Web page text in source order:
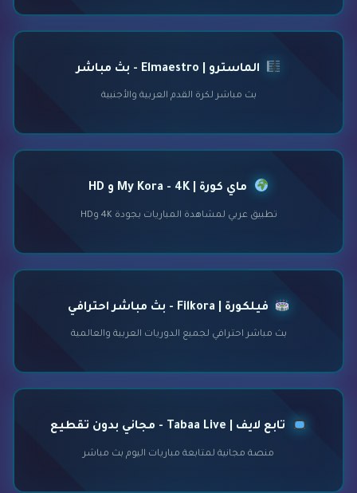
الماسترو | Elmaestro - بث مباشر
بث مباشر لكرة القدم العربية والأجنبية
ماي كورة | My Kora - 4K و HD
تطبيق عربي لمشاهدة المباريات بجودة 4K وHD
فيلكورة | Filkora - بث مباشر احترافي
بث مباشر احترافي لجميع الدوريات العربية والعالمية
تابع لايف | Tabaa Live - مجاني بدون تقطيع
منصة مجانية لمتابعة مباريات اليوم بث مباشر